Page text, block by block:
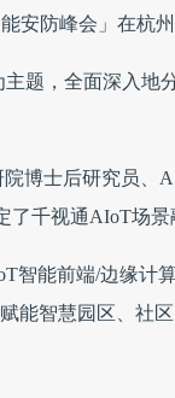
安防峰会」在杭州
题，全面深入地
博士后研究员、
千视通AIoT场景
智能前端/边缘计
能智慧园区、社